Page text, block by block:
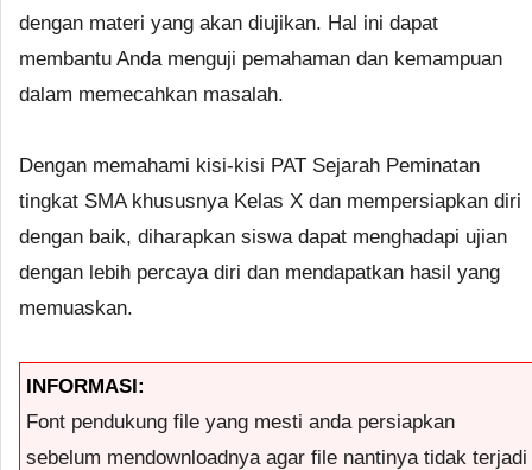
dengan materi yang akan diujikan. Hal ini dapat
membantu Anda menguji pemahaman dan kemampuan
dalam memecahkan masalah.
Dengan memahami kisi-kisi PAT Sejarah Peminatan
tingkat SMA khususnya Kelas X dan mempersiapkan diri
dengan baik, diharapkan siswa dapat menghadapi ujian
dengan lebih percaya diri dan mendapatkan hasil yang
memuaskan.
INFORMASI:
Font pendukung file yang mesti anda persiapkan
sebelum mendownloadnya agar file nantinya tidak terjadi